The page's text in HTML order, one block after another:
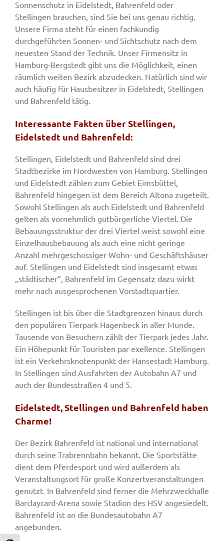
Sonnenschutz in Eidelstedt, Bahrenfeld oder
Stellingen brauchen, sind Sie bei uns genau richtig.
Unsere Firma steht für einen fachkundig
durchgeführten Sonnen- und Sichtschutz nach dem
neuesten Stand der Technik. Unser Firmensitz in
Hamburg-Bergstedt gibt uns die Möglichkeit, einen
räumlich weiten Bezirk abzudecken. Natürlich sind wir
auch häufig für Hausbesitzer in Eidelstedt, Stellingen
und Bahrenfeld tätig.
Interessante Fakten über Stellingen,
Eidelstedt und Bahrenfeld:
Stellingen, Eidelstedt und Bahrenfeld sind drei
Stadtbezirke im Nordwesten von Hamburg. Stellingen
und Eidelstedt zählen zum Gebiet Eimsbüttel,
Bahrenfeld hingegen ist dem Bereich Altona zugeteilt.
Sowohl Stellingen als auch Eidelstedt und Bahrenfeld
gelten als vornehmlich gutbürgerliche Viertel. Die
Bebauungsstruktur der drei Viertel weist sowohl eine
Einzelhausbebauung als auch eine nicht geringe
Anzahl mehrgeschossiger Wohn- und Geschäftshäuser
auf. Stellingen und Eidelstedt sind insgesamt etwas
„städtischer“, Bahrenfeld im Gegensatz dazu wirkt
mehr nach ausgesprochenen Vorstadtquartier.
Stellingen ist bis über die Stadtgrenzen hinaus durch
den populären Tierpark Hagenbeck in aller Munde.
Tausende von Besuchern zählt der Tierpark jedes Jahr.
Ein Höhepunkt für Touristen par exellence. Stellingen
ist ein Verkehrsknotenpunkt der Hansestadt Hamburg.
In Stellingen sind Ausfahrten der Autobahn A7 und
auch der Bundesstraßen 4 und 5.
Eidelstedt, Stellingen und Bahrenfeld haben
Charme!
Der Bezirk Bahrenfeld ist national und international
durch seine Trabrennbahn bekannt. Die Sportstätte
dient dem Pferdesport und wird außerdem als
Veranstaltungsort für große Konzertveranstaltungen
genutzt. In Bahrenfeld sind ferner die Mehrzweckhalle
Barclaycard-Arena sowie Stadion des HSV angesiedelt.
Bahrenfeld ist an die Bundesautobahn A7
angebunden.